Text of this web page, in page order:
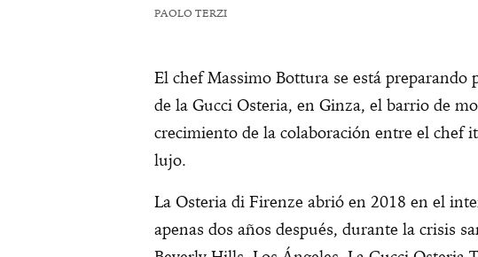
PAOLO TERZI
El chef Massimo Bottura se está preparando
de la Gucci Osteria, en Ginza, el barrio de
crecimiento de la colaboración entre el chef
lujo.
La Osteria di Firenze abrió en 2018 en el
apenas dos años después, durante la crisis